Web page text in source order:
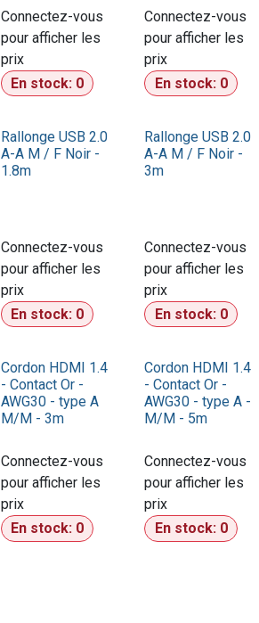
Connectez-vous
pour afficher les
prix​
En stock: 0
Connectez-vous
pour afficher les
prix​
En stock: 0
Rallonge USB 2.0
A-A M / F Noir -
1.8m
Connectez-vous
pour afficher les
prix​
En stock: 0
Rallonge USB 2.0
A-A M / F Noir -
3m
Connectez-vous
pour afficher les
prix​
En stock: 0
Cordon HDMI 1.4
- Contact Or -
AWG30 - type A
M/M - 3m
Connectez-vous
pour afficher les
prix​
En stock: 0
Cordon HDMI 1.4
- Contact Or -
AWG30 - type A -
M/M - 5m
Connectez-vous
pour afficher les
prix​
En stock: 0